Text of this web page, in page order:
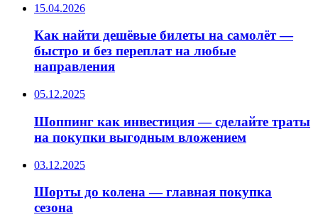
15.04.2026
Как найти дешёвые билеты на самолёт —
быстро и без переплат на любые
направления
05.12.2025
Шоппинг как инвестиция — сделайте траты
на покупки выгодным вложением
03.12.2025
Шорты до колена — главная покупка
сезона